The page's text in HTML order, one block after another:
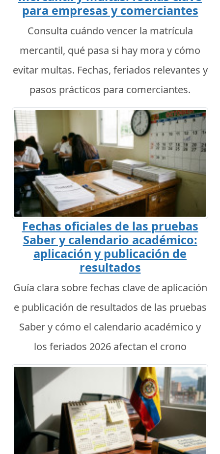
para empresas y comerciantes
Consulta cuándo vencer la matrícula
mercantil, qué pasa si hay mora y cómo
evitar multas. Fechas, feriados relevantes y
pasos prácticos para comerciantes.
Fechas oficiales de las pruebas
Saber y calendario académico:
aplicación y publicación de
resultados
Guía clara sobre fechas clave de aplicación
e publicación de resultados de las pruebas
Saber y cómo el calendario académico y
los feriados 2026 afectan el crono